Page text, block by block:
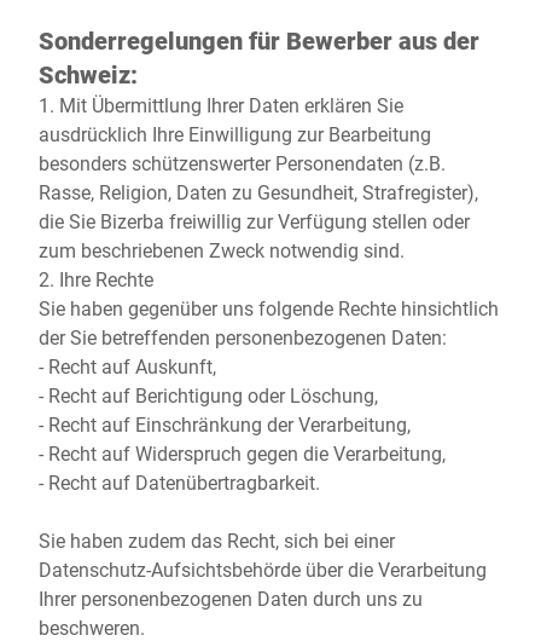
Sonderregelungen für Bewerber aus der
Schweiz:
1. Mit Übermittlung Ihrer Daten erklären Sie
ausdrücklich Ihre Einwilligung zur Bearbeitung
besonders schützenswerter Personendaten (z.B.
Rasse, Religion, Daten zu Gesundheit, Strafregister),
die Sie Bizerba freiwillig zur Verfügung stellen oder
zum beschriebenen Zweck notwendig sind.
2. Ihre Rechte
Sie haben gegenüber uns folgende Rechte hinsichtlich
der Sie betreffenden personenbezogenen Daten:
- Recht auf Auskunft,
- Recht auf Berichtigung oder Löschung,
- Recht auf Einschränkung der Verarbeitung,
- Recht auf Widerspruch gegen die Verarbeitung,
- Recht auf Datenübertragbarkeit.
Sie haben zudem das Recht, sich bei einer
Datenschutz-Aufsichtsbehörde über die Verarbeitung
Ihrer personenbezogenen Daten durch uns zu
beschweren.